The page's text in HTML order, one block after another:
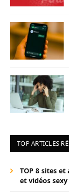
TOP ARTICLES
TOP 8 sites
et vidéos sexy